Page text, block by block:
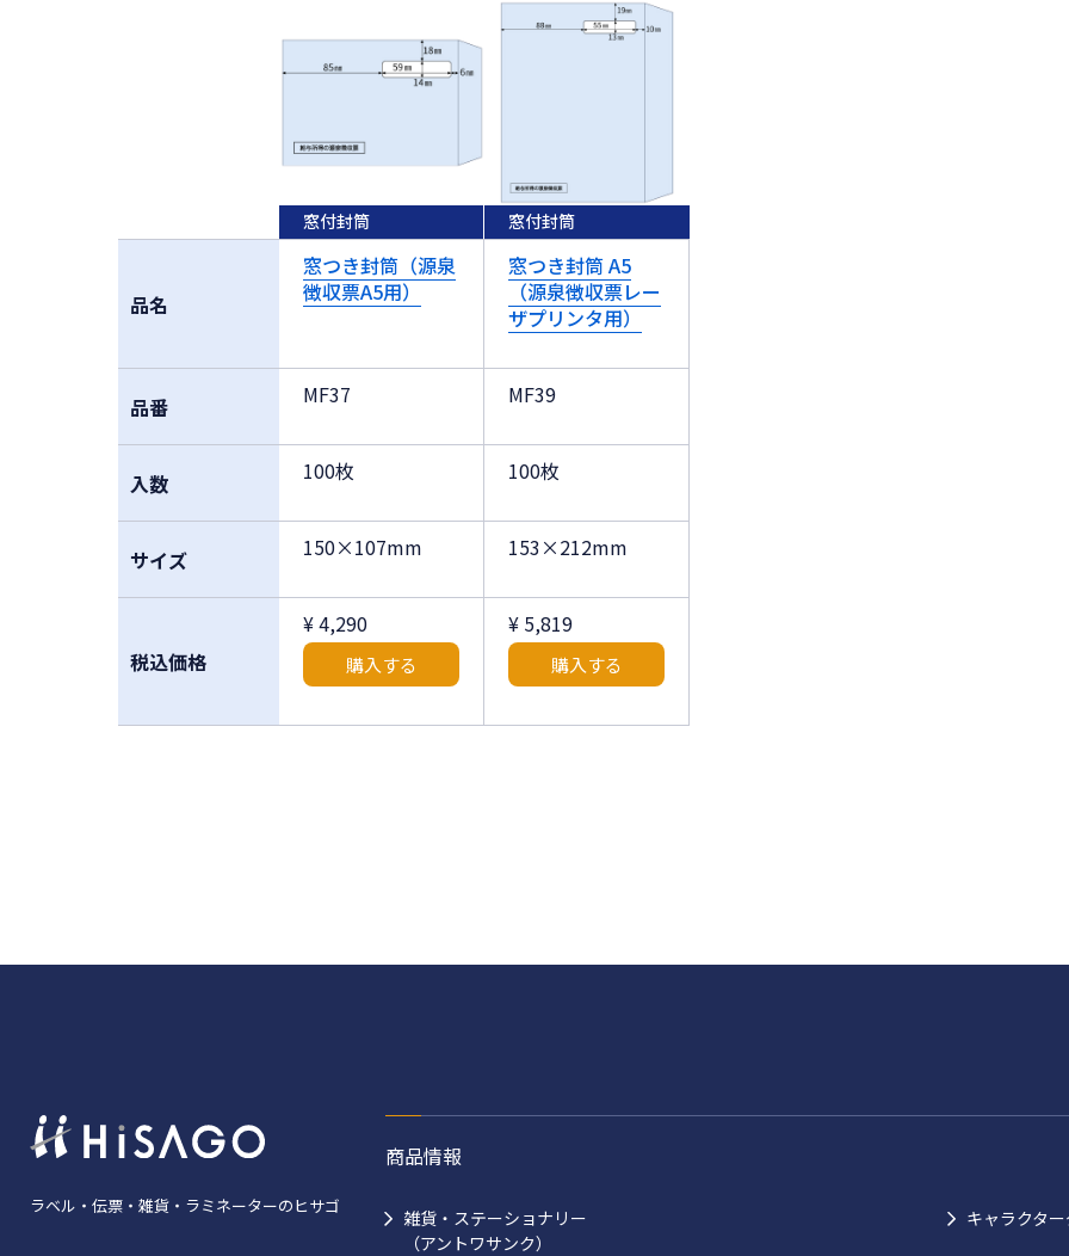
品名
品番
入数
サイズ
税込価格
窓付封筒
窓つき封筒（源泉
徴収票A5用）
MF37
100枚
150×107mm
¥ 4,290
購入する
窓付封筒
窓つき封筒 A5
（源泉徴収票レー
ザプリンタ用）
MF39
100枚
153×212mm
¥ 5,819
購入する
ラベル・伝票・雑貨・ラミネーターのヒサゴ
商品情報
雑貨・ステーショナリー
（アントワサンク）
キャラクタ